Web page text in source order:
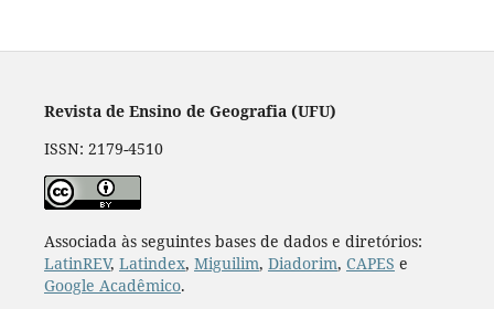
Revista de Ensino de Geografia (UFU)
ISSN: 2179-4510
Associada às seguintes bases de dados e diretórios:
LatinREV, Latindex, Miguilim, Diadorim, CAPES e
Google Acadêmico.